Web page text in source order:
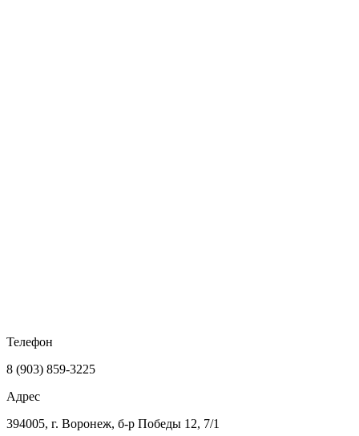
Телефон
8 (903) 859-3225
Адрес
394005, г. Воронеж, б-р Победы 12, 7/1